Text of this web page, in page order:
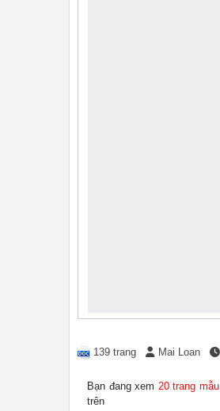
139 trang Mai Loan
Bạn đang xem 20 trang mẫu
trên